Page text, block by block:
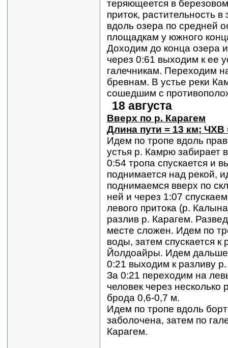
теряющеется в
приток, растительность
вдоль озера по средней
площадкам у южного
Доходим до конца озера
через 0:61 выходим к ее
галечникам. Переходим
бревнам. В устье реки
сошедшим с
18 августа
Вверх по р. Карагем
Длина пути = 13 км; ЧХВ
Идем по тропе вдоль
устья р. Камрю забирает
0:54 тропа спускается и
поднимается над рекой,
поднимаемся вверх по
ней и через 1:07
левого притока (р.
разлив р. Карагем.
месте сложен. Идем по
воды, затем спускается к
Йолдоайры. Идем дальше
0:21 выходим к разливу
За 0:21 переходим на
человек через
брода 0,6-0,7 м.
Идем по тропе вдоль
заболочена, затем по
Карагем.